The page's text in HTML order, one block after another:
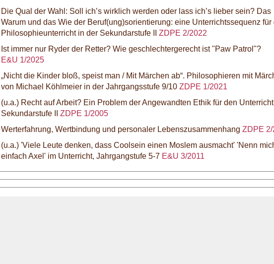
Die Qual der Wahl: Soll ich’s wirklich werden oder lass ich’s lieber sein? Das
Warum und das Wie der Beruf(ung)sorientierung: eine Unterrichtssequenz für
Philosophieunterricht in der Sekundarstufe II ZDPE 2/2022
Ist immer nur Ryder der Retter? Wie geschlechtergerecht ist "Paw Patrol"?
E&U 1/2025
„Nicht die Kinder bloß, speist man / Mit Märchen ab“. Philosophieren mit
von Michael Köhlmeier in der Jahrgangsstufe 9/10 ZDPE 1/2021
(u.a.) Recht auf Arbeit? Ein Problem der Angewandten Ethik für den
Sekundarstufe II ZDPE 1/2005
Werterfahrung, Wertbindung und personaler Lebenszusammenhang ZDPE
(u.a.) 'Viele Leute denken, dass Coolsein einen Moslem ausmacht' 'Nenn
einfach Axel' im Unterricht, Jahrgangstufe 5-7 E&U 3/2011